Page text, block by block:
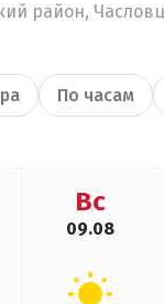
район,
По часам
Вс
09.08